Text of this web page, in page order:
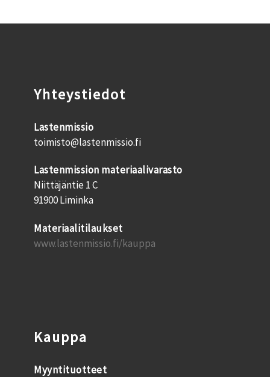
Yhteystiedot
Lastenmissio
toimisto@lastenmissio.fi
Lastenmission materiaalivarasto
Niittäjäntie 1 C
91900 Liminka
Materiaalitilaukset
www.lastenmissio.fi/kauppa
Kauppa
Myyntituotteet